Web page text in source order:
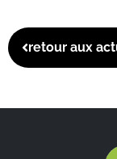
retour aux